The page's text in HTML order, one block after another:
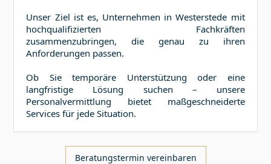
Unser Ziel ist es, Unternehmen inWesterstede mit
hochqualifizierten Fachkräften
zusammenzubringen, die genau zu ihren
Anforderungen passen.
Ob Sie temporäre Unterstützung oder eine
langfristige Lösung suchen – unsere
Personalvermittlung bietet maßgeschneiderte
Services für jede Situation.
Beratungstermin vereinbaren